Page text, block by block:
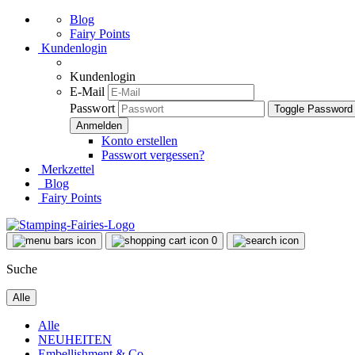
Blog
Fairy Points
Kundenlogin
Kundenlogin
E-Mail
Passwort
Toggle
Konto erstellen
Passwort vergessen?
Merkzettel
Blog
Fairy Points
0
Suche
Alle
Alle
NEUHEITEN